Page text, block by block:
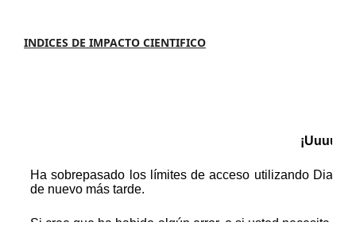
INDICES DE IMPACTO CIENTIFICO